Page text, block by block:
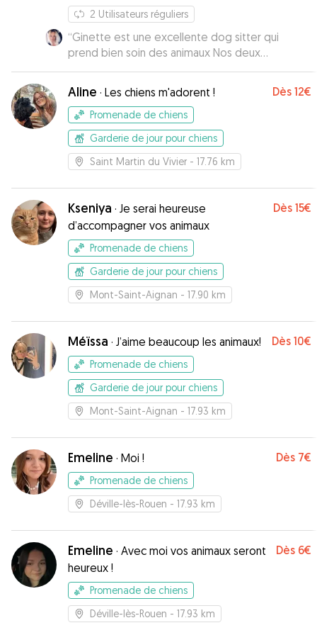
2 Utilisateurs réguliers
“Ginette est une excellente dog sitter qui
prend bien soin des animaux Nos deux
bouledogues français ont passé un super week-
Aline · Les chiens m'adorent ! Dès 12€
Promenade de chiens
Garderie de jour pour chiens
Saint Martin du Vivier - 17.76 km
Kseniya · Je serai heureuse
d’accompagner vos animaux
Dès 15€
Promenade de chiens
Garderie de jour pour chiens
Mont-Saint-Aignan - 17.90 km
Méïssa · J’aime beaucoup les animaux! Dès 10€
Promenade de chiens
Garderie de jour pour chiens
Mont-Saint-Aignan - 17.93 km
Emeline · Moi ! Dès 7€
Promenade de chiens
Déville-lès-Rouen - 17.93 km
Emeline · Avec moi vos animaux seront
heureux !
Dès 6€
Promenade de chiens
Déville-lès-Rouen - 17.93 km